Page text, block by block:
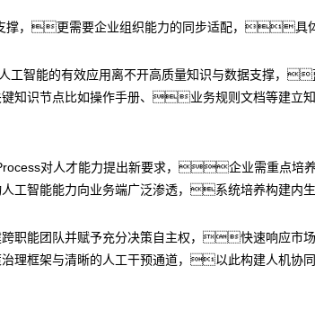
撑，更需要企业组织能力的同步适配，具
能的有效应用离不开高质量知识与数据支撑，
知识节点比如操作手册、业务规则文档等建
对人才能力提出新要求，企业需重点培养
工智能能力向业务端广泛渗透，系统培养构建
能团队并赋予充分决策自主权，快速响应
理框架与清晰的人工干预通道，以此构建人机